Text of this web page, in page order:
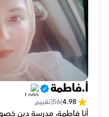
أ.فاطمة
4.98
(
56(تقييم